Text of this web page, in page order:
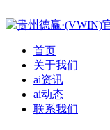
首页
关于我们
ai资讯
ai动态
联系我们